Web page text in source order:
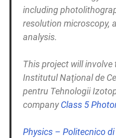
including
resolution microscopy,
analysis.
This project will involve
Institutul Naţional de
pentru Tehnologii
companyClass 5
Physics – Politecnico